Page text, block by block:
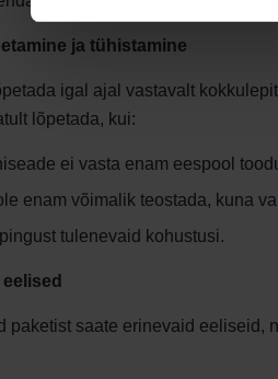
ja tühistamine
igal ajal vastavalt
lõpetada, kui:
ei vasta enam eespool
enam võimalik teostada, kuna
tulenevaid kohustusi.
paketist saate erinevaid eeliseid,